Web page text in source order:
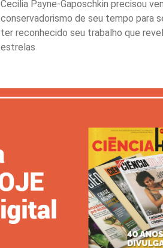
Cecilia Payne-Gaposchkin precisou
conservadorismo de seu tempo para
ter reconhecido seu trabalho que
estrelas